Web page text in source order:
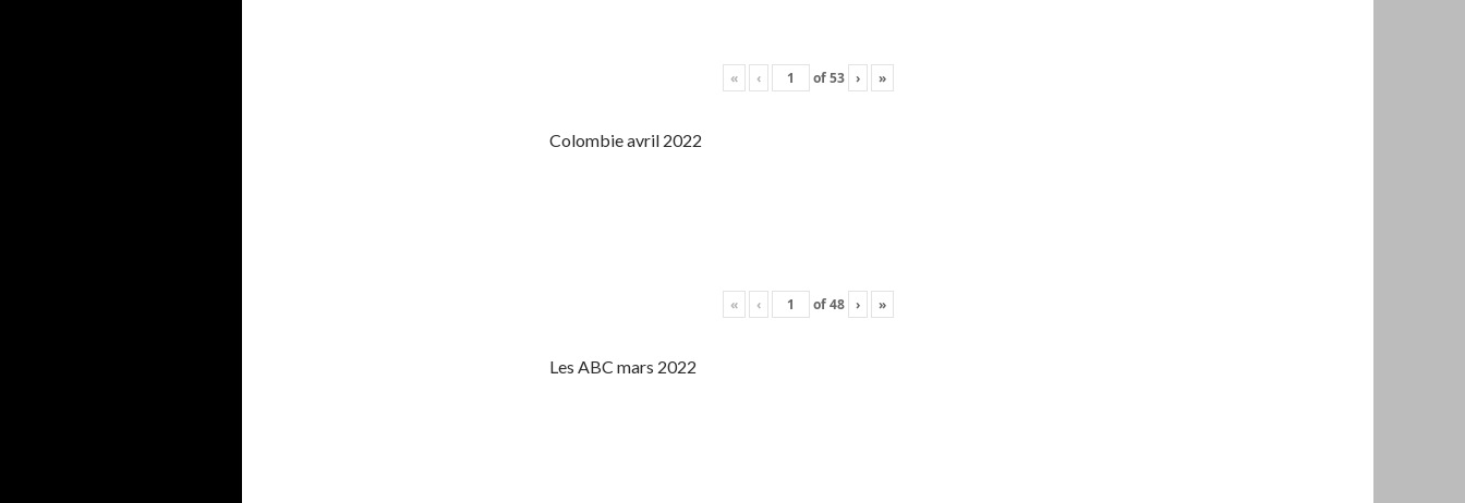
« ‹ of53 › »
Colombie avril 2022
« ‹ of48 › »
Les ABC mars 2022